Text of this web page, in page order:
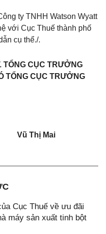
ty TNHH Watson Wyatt
với Cục Thuế thành phố
cụ thể./.
TỔNG CỤC TRƯỞNG
TỔNG CỤC TRƯỞNG
Vũ Thị Mai
Cục Thuế về ưu đãi
máy sản xuất tinh bột